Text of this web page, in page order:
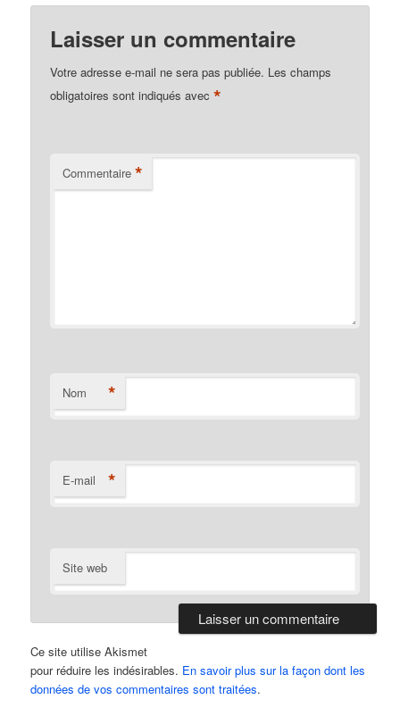
Laisser un commentaire
Votre adresse e-mail ne sera pas publiée. Les champs
obligatoires sont indiqués avec*
Commentaire *
Nom *
E-mail *
Site web
Ce site utilise Akismet
pour réduire les indésirables. En savoir plus sur la façon dont les
données de vos commentaires sont traitées.